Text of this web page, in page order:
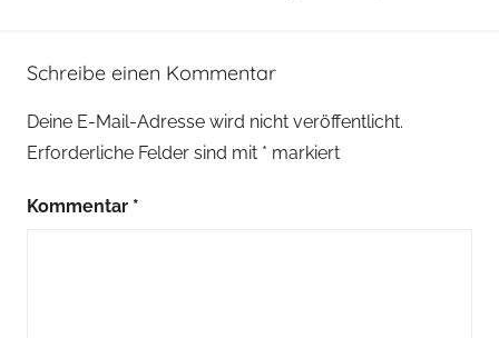
Schreibe einen Kommentar
Deine E-Mail-Adresse wird nicht veröffentlicht.
Erforderliche Felder sind mit * markiert
Kommentar *